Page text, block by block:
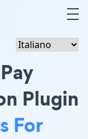
Plugin
For